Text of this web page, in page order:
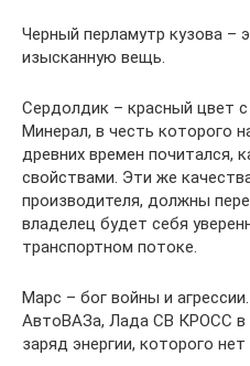
Черный перламутр кузова –
изысканную вещь.
Сердолдик – красный цвет
Минерал, в честь которого
древних времен почитался,
свойствами. Эти же
производителя, должны
владелец будет себя
транспортном потоке.
Марс – бог войны и
АвтоВАЗа, Лада СВ КРОСС в
заряд энергии, которого